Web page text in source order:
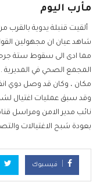
مأرب اليوم
ألقيت قنبلة يدوية بالقرب
شاهد عيان ان مجهولين
مما ادى الى سقوط ستة
المجمع الصحي في المديرية
مكان ، وكان قد وصل دوي
وقد سبق عمليات اغتيال
نائب مدير الامن ومراسل
بعودة شبح الاغتيالات
فيسبوك